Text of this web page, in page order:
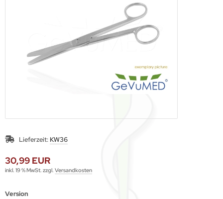
Lieferzeit: KW36
30,99 EUR
inkl. 19 % MwSt. zzgl. Versandkosten
Version